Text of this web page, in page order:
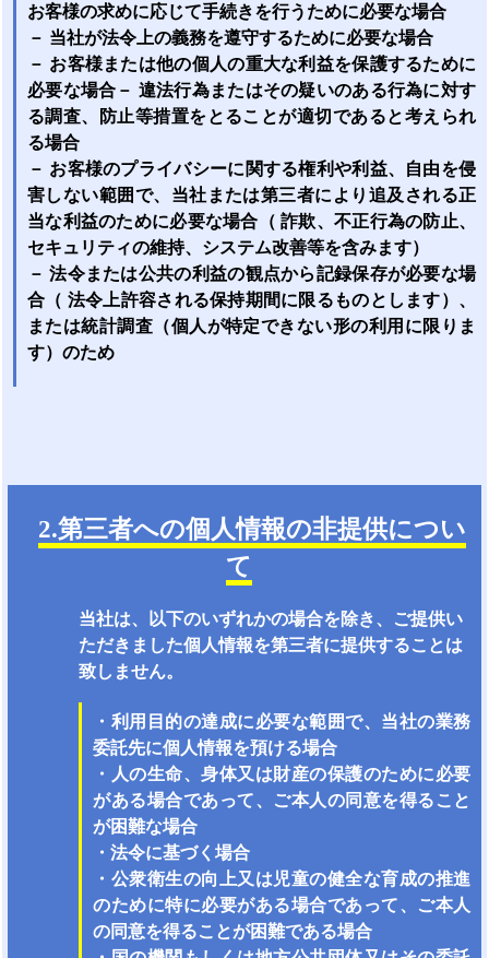
お客様の求めに応じて手続きを行うために必要な場合
－ 当社が法令上の義務を遵守するために必要な場合
－ お客様または他の個人の重大な利益を保護するために
必要な場合－ 違法行為またはその疑いのある行為に対す
る調査、防止等措置をとることが適切であると考えられ
る場合
－ お客様のプライバシーに関する権利や利益、自由を侵
害しない範囲で、当社または第三者により追及される正
当な利益のために必要な場合（ 詐欺、不正行為の防止、
セキュリティの維持、システム改善等を含みます）
－ 法令または公共の利益の観点から記録保存が必要な場
合（ 法令上許容される保持期間に限るものとします）、
または統計調査（個人が特定できない形の利用に限りま
す）のため
2.第三者への個人情報の非提供につい
て
当社は、以下のいずれかの場合を除き、ご提供い
ただきました個人情報を第三者に提供することは
致しません。
・利用目的の達成に必要な範囲で、当社の業務
委託先に個人情報を預ける場合
・人の生命、身体又は財産の保護のために必要
がある場合であって、ご本人の同意を得ること
が困難な場合
・法令に基づく場合
・公衆衛生の向上又は児童の健全な育成の推進
のために特に必要がある場合であって、ご本人
の同意を得ることが困難である場合